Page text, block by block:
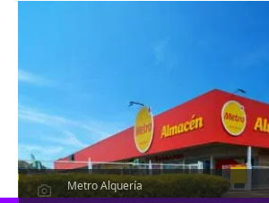
Metro Alquería